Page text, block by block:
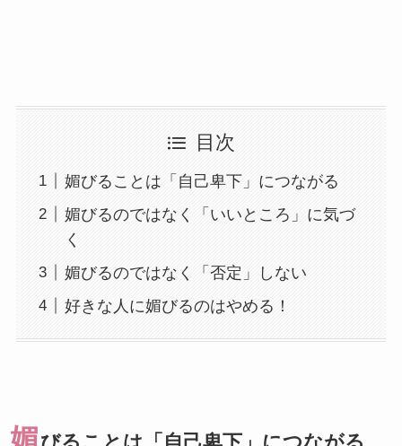
目次
媚びることは「自己卑下」につながる
媚びるのではなく「いいところ」に気づ
く
媚びるのではなく「否定」しない
好きな人に媚びるのはやめる！
媚